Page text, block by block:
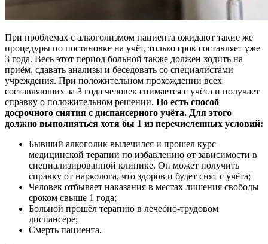
При проблемах с алкоголизмом пациента ожидают такие же
процедуры по постановке на учёт, только срок составляет уже
3 года. Весь этот период больной также должен ходить на
приём, сдавать анализы и беседовать со специалистами
учреждения. При положительном прохождении всех
составляющих за 3 года человек снимается с учёта и получает
справку о положительном решении. Но есть способ
досрочного снятия с диспансерного учёта. Для этого
должно выполняться хотя бы 1 из перечисленных условий:
Бывший алкоголик вылечился и прошел курс
медицинской терапии по избавлению от зависимости в
специализированной клинике. Он может получить
справку от нарколога, что здоров и будет снят с учёта;
Человек отбывает наказания в местах лишения свободы
сроком свыше 1 года;
Больной прошёл терапию в лечебно-трудовом
диспансере;
Смерть пациента.